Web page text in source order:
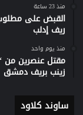
منذ 23 ساعة
ريف إدلب
منذ يوم واحد
مقتل عنصرين من
زينب بريف دمشق
ساوند كلاود